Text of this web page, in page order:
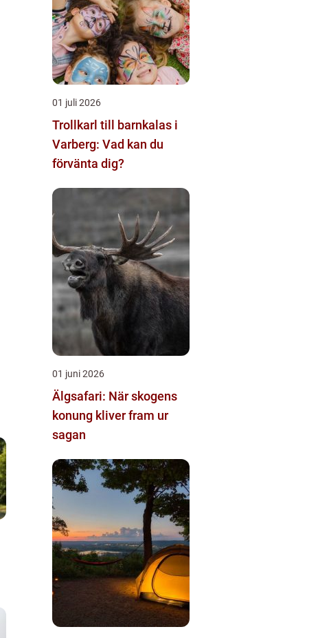
01 juli 2026
Trollkarl till barnkalas i
Varberg: Vad kan du
förvänta dig?
01 juni 2026
Älgsafari: När skogens
konung kliver fram ur
sagan